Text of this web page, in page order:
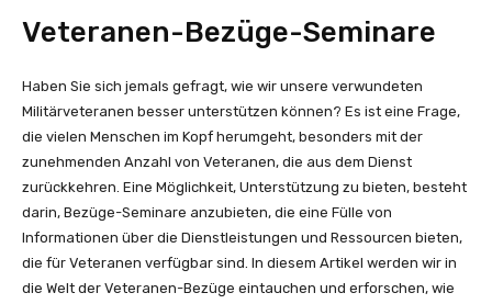
Veteranen-Bezüge-Seminare
Haben Sie sich jemals gefragt, wie wir unsere verwundeten
Militärveteranen besser unterstützen können? Es ist eine Frage,
die vielen Menschen im Kopf herumgeht, besonders mit der
zunehmenden Anzahl von Veteranen, die aus dem Dienst
zurückkehren. Eine Möglichkeit, Unterstützung zu bieten, besteht
darin, Bezüge-Seminare anzubieten, die eine Fülle von
Informationen über die Dienstleistungen und Ressourcen bieten,
die für Veteranen verfügbar sind. In diesem Artikel werden wir in
die Welt der Veteranen-Bezüge eintauchen und erforschen, wie